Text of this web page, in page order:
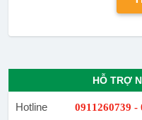
HỖ TRỢ
Hotline 0911260739 -